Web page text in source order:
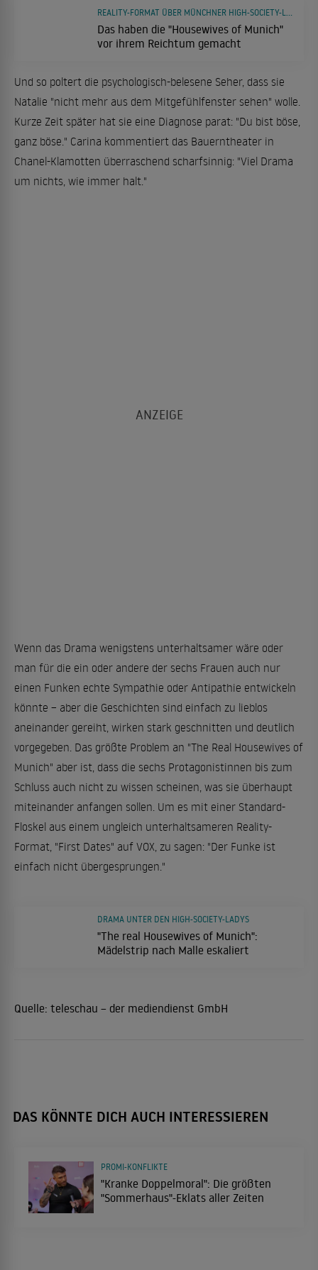
Das haben die "Housewives of Munich"
vor ihrem Reichtum gemacht
Und so poltert die psychologisch-belesene Seher, dass sie
Natalie "nicht mehr aus dem Mitgefühlfenster sehen" wolle.
Kurze Zeit später hat sie eine Diagnose parat: "Du bist böse,
ganz böse." Carina kommentiert das Bauerntheater in
Chanel-Klamotten überraschend scharfsinnig: "Viel Drama
um nichts, wie immer halt."
Wenn das Drama wenigstens unterhaltsamer wäre oder
man für die ein oder andere der sechs Frauen auch nur
einen Funken echte Sympathie oder Antipathie entwickeln
könnte – aber die Geschichten sind einfach zu lieblos
aneinander gereiht, wirken stark geschnitten und deutlich
vorgegeben. Das größte Problem an "The Real Housewives of
Munich" aber ist, dass die sechs Protagonistinnen bis zum
Schluss auch nicht zu wissen scheinen, was sie überhaupt
miteinander anfangen sollen. Um es mit einer Standard-
Floskel aus einem ungleich unterhaltsameren Reality-
Format, "First Dates" auf VOX, zu sagen: "Der Funke ist
einfach nicht übergesprungen."
"The real Housewives of Munich":
Mädelstrip nach Malle eskaliert
DRAMA UNTER DEN HIGH-SOCIETY-LADYS
Quelle: teleschau – der mediendienst GmbH
DAS KÖNNTE DICH AUCH INTERESSIEREN
"Kranke Doppelmoral": Die größten
"Sommerhaus"-Eklats aller Zeiten
PROMI-KONFLIKTE